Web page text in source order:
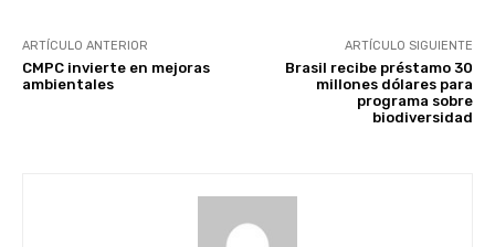
ARTÍCULO ANTERIOR
CMPC invierte en mejoras
ambientales
ARTÍCULO SIGUIENTE
Brasil recibe préstamo 30
millones dólares para
programa sobre
biodiversidad